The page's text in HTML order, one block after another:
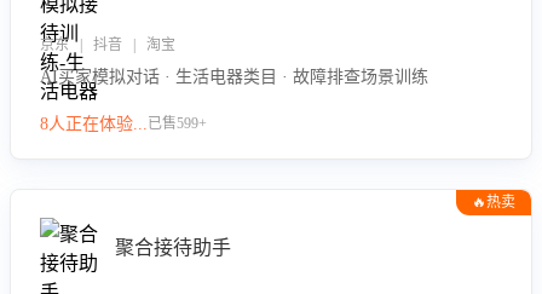
京东 | 抖音 | 淘宝
AI买家模拟对话 · 生活电器类目 · 故障排查场景训练
8人正在体验...已售599+
🔥热卖
聚合接待助手